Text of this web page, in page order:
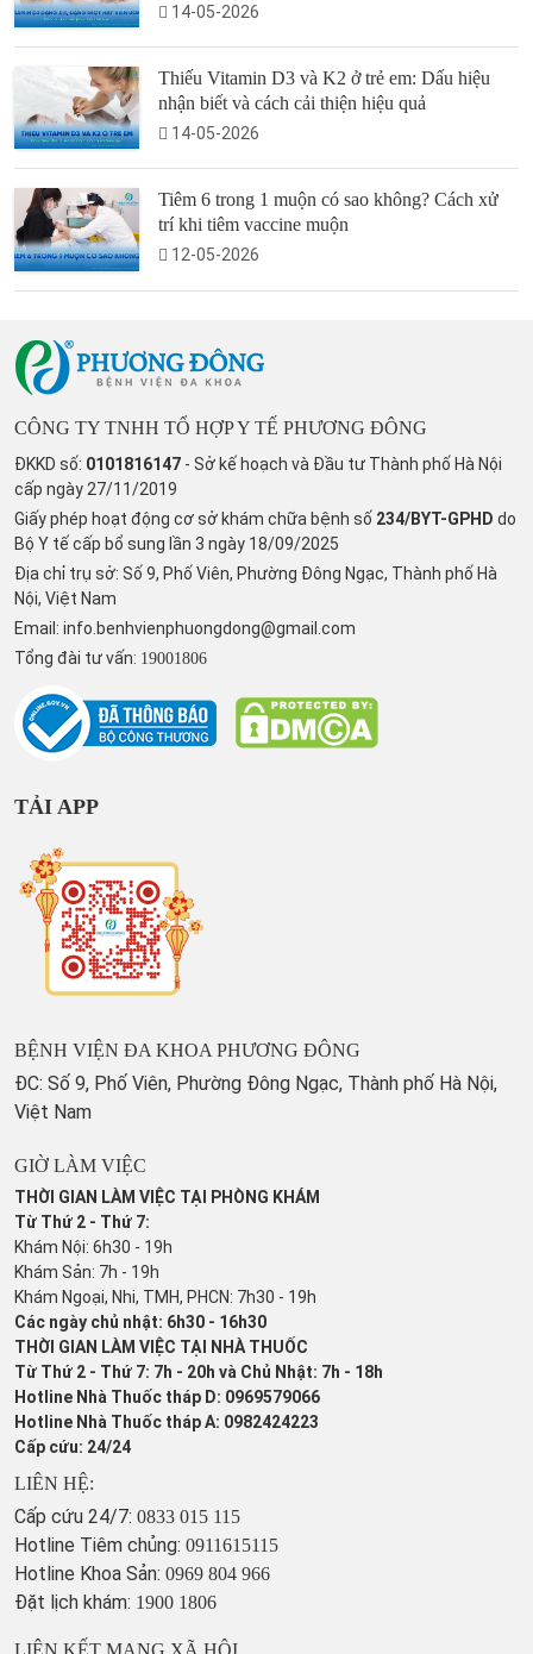
14-05-2026
Thiếu Vitamin D3 và K2 ở trẻ em: Dấu hiệu
nhận biết và cách cải thiện hiệu quả
14-05-2026
Tiêm 6 trong 1 muộn có sao không? Cách xử
trí khi tiêm vaccine muộn
12-05-2026
CÔNG TY TNHH TỔ HỢP Y TẾ PHƯƠNG ĐÔNG
ĐKKD số: 0101816147 - Sở kế hoạch và Đầu tư Thành phố Hà Nội
cấp ngày 27/11/2019
Giấy phép hoạt động cơ sở khám chữa bệnh số 234/BYT-GPHD do
Bộ Y tế cấp bổ sung lần 3 ngày 18/09/2025
Địa chỉ trụ sở: Số 9, Phố Viên, Phường Đông Ngạc, Thành phố Hà
Nội, Việt Nam
Email: info.benhvienphuongdong@gmail.com
Tổng đài tư vấn: 19001806
TẢI APP
BỆNH VIỆN ĐA KHOA PHƯƠNG ĐÔNG
ĐC: Số 9, Phố Viên, Phường Đông Ngạc, Thành phố Hà Nội,
Việt Nam
GIỜ LÀM VIỆC
THỜI GIAN LÀM VIỆC TẠI PHÒNG KHÁM
Từ Thứ 2 - Thứ 7:
Khám Nội: 6h30 - 19h
Khám Sản: 7h - 19h
Khám Ngoại, Nhi, TMH, PHCN: 7h30 - 19h
Các ngày chủ nhật: 6h30 - 16h30
THỜI GIAN LÀM VIỆC TẠI NHÀ THUỐC
Từ Thứ 2 - Thứ 7: 7h - 20h và Chủ Nhật: 7h - 18h
Hotline Nhà Thuốc tháp D: 0969579066
Hotline Nhà Thuốc tháp A: 0982424223
Cấp cứu: 24/24
LIÊN HỆ:
Cấp cứu 24/7: 0833 015 115
Hotline Tiêm chủng: 0911615115
Hotline Khoa Sản: 0969 804 966
Đặt lịch khám: 1900 1806
LIÊN KẾT MẠNG XÃ HỘI